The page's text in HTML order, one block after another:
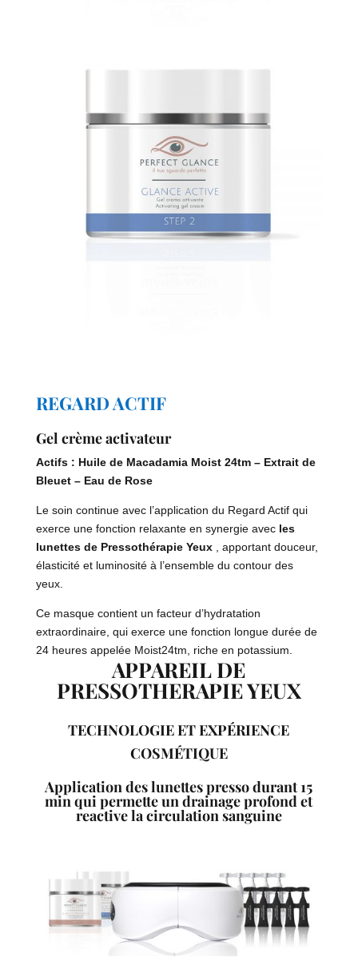
REGARD ACTIF
Gel crème activateur
Actifs : Huile de Macadamia Moist 24tm – Extrait de
Bleuet – Eau de Rose
Le soin continue avec l’application du Regard Actif qui
exerce une fonction relaxante en synergie avec les
lunettes de Pressothérapie Yeux, apportant douceur,
élasticité et luminosité à l’ensemble du contour des
yeux.
Ce masque contient un facteur d’hydratation
extraordinaire, qui exerce une fonction longue durée de
24 heures appelée Moist24tm, riche en potassium.
APPAREIL DE
PRESSOTHERAPIE YEUX
TECHNOLOGIE ET ​​EXPÉRIENCE
COSMÉTIQUE
Application des lunettes presso durant 15
min qui permette un drainage profond et
reactive la circulation sanguine